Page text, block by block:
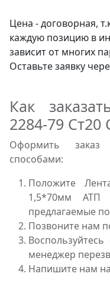
Цена - договорная,
каждую позицию в
зависит от многих
Оставьте заявку
Как
2284-79
Оформить
способами:
Положите
1,5*70мм АТП
предлагаемые
Позвоните нам
менеджер
Напишите нам